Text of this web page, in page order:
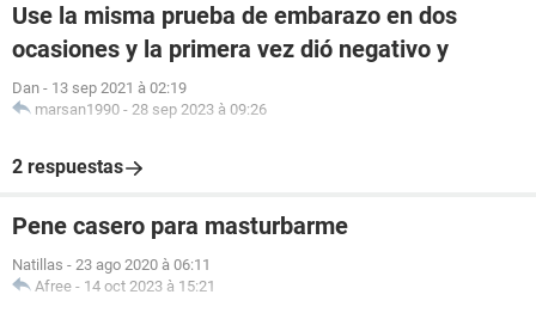
Use la misma prueba de embarazo en dos
ocasiones y la primera vez dió negativo y
Dan - 13 sep 2021 à 02:19
marsan1990 - 28 sep 2023 à 09:26
2 respuestas
Pene casero para masturbarme
Natillas - 23 ago 2020 à 06:11
Afree - 14 oct 2023 à 15:21